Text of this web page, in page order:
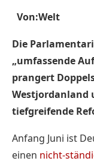
Von:Welt
Die
„umfassende
prangert
Westjordanland
tiefgreifende
Anfang Juni ist
einen nicht-